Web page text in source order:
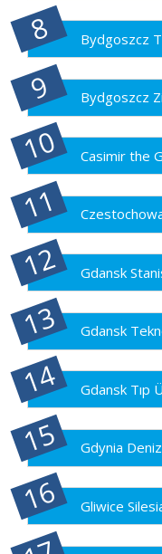
Bydgoszcz
Bydgoszcz
Casimir the
Gdansk
Gdansk
Gdansk Tıp
Gdynia
Gliwice